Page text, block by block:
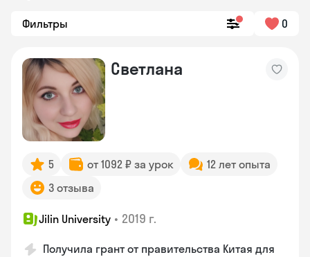
Фильтры 0
Светлана
5 от 1092 ₽ за урок
12 лет опыта
3 отзыва
Jilin University • 2019 г.
Получила грант от правительства Китая для